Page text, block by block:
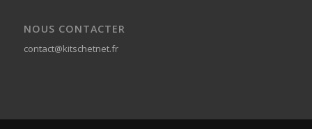
NOUS CONTACTER
contact@kitschetnet.fr